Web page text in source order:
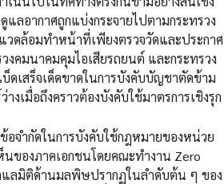
อากาศถูกแบ่งกระจายไปตามกระทรวง
วดล้อมทำหน้าที่เพียงตรวจวัดและประกาศ
งคมนาคมคุมไอเสียรถยนต์ และกระทรวง
ดเสร็จเด็ดขาดในการบังคับบัญชาตัดข้าม
งเมื่อถึงคราวต้องบังคับใช้มาตรการเชิงรุก
ในการบังคับใช้กฎหมายของหน่วย
ของภาคเอกชนโดยคณะทำงาน Zero
แลมิติด้านมลพิษปรากฏในลำดับต้น ๆ ของ